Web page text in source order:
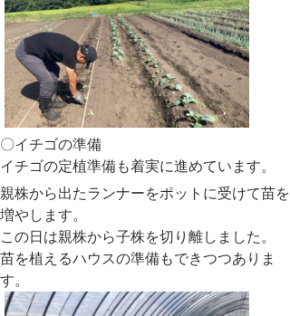
〇イチゴの準備
イチゴの定植準備も着実に進めています。
親株から出たランナーをポットに受けて苗を
増やします。
この日は親株から子株を切り離しました。
苗を植えるハウスの準備もできつつありま
す。